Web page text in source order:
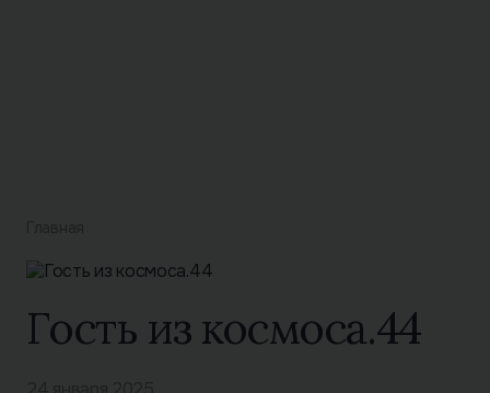
Гость из космоса.44